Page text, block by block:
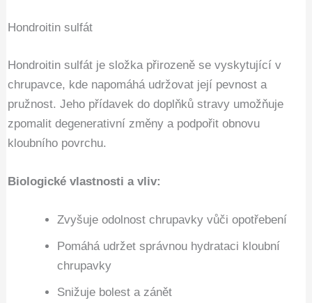
Hondroitin sulfát
Hondroitin sulfát je složka přirozeně se vyskytující v
chrupavce, kde napomáhá udržovat její pevnost a
pružnost. Jeho přídavek do doplňků stravy umožňuje
zpomalit degenerativní změny a podpořit obnovu
kloubního povrchu.
Biologické vlastnosti a vliv:
Zvyšuje odolnost chrupavky vůči opotřebení
Pomáhá udržet správnou hydrataci kloubní
chrupavky
Snižuje bolest a zánět